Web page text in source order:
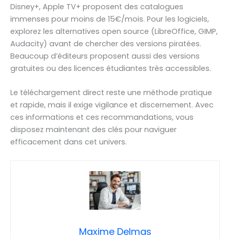
Disney+, Apple TV+ proposent des catalogues
immenses pour moins de 15€/mois. Pour les logiciels,
explorez les alternatives open source (LibreOffice, GIMP,
Audacity) avant de chercher des versions piratées.
Beaucoup d’éditeurs proposent aussi des versions
gratuites ou des licences étudiantes très accessibles.
Le téléchargement direct reste une méthode pratique
et rapide, mais il exige vigilance et discernement. Avec
ces informations et ces recommandations, vous
disposez maintenant des clés pour naviguer
efficacement dans cet univers.
Maxime Delmas